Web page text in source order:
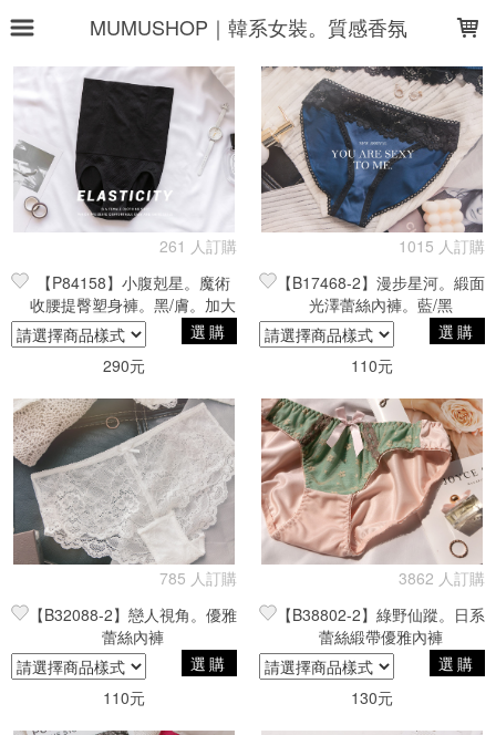
MUMUSHOP｜韓系女裝。質感香氛
上架時間 銷售件數 銷售價格
樣式尺寸篩選
粉
綠
淺粉 白 淺藍
灰
藍
S
XL
2XL
一般 大碼 小碼
加大
均碼
現貨商品
篩選
261 人訂購
【P84158】小腹剋星。魔術
收腰提臀塑身褲。黑/膚。加大
(60-75kg)
選購
290元
1015 人訂購
【B17468-2】漫步星河。緞面
光澤蕾絲內褲。藍/黑
選購
110元
785 人訂購
【B32088-2】戀人視角。優雅
蕾絲內褲
選購
110元
3862 人訂購
【B38802-2】綠野仙蹤。日系
蕾絲緞帶優雅內褲
選購
130元